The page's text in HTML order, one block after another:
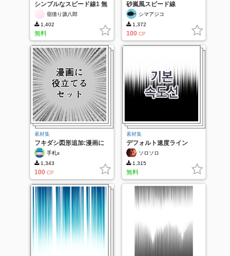
シンプルなスピード線1 無
料
宿借り源八郎
1,402
無料
砂嵐風スピード線
シマアジコ
1,372
100 CP
素材集
フキダシ図形追加:漫画に
役立てるセット
手札x
1,343
100 CP
素材集
デフォルト速度ライン
ソロソロ
1,315
無料